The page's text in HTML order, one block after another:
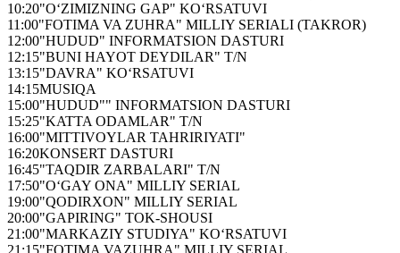
10:20"O‘ZIMIZNING GAP" KO‘RSATUVI
11:00"FOTIMA VA ZUHRA" MILLIY SERIALI (TAKROR)
12:00"HUDUD" INFORMATSION DASTURI
12:15"BUNI HAYOT DEYDILAR" T/N
13:15"DAVRA" KO‘RSATUVI
14:15MUSIQA
15:00"HUDUD"" INFORMATSION DASTURI
15:25"KATTA ODAMLAR" T/N
16:00"MITTIVOYLAR TAHRIRIYATI"
16:20KONSERT DASTURI
16:45"TAQDIR ZARBALARI" T/N
17:50"O‘GAY ONA" MILLIY SERIAL
19:00"QODIRXON" MILLIY SERIAL
20:00"GAPIRING" TOK-SHOUSI
21:00"MARKAZIY STUDIYA" KO‘RSATUVI